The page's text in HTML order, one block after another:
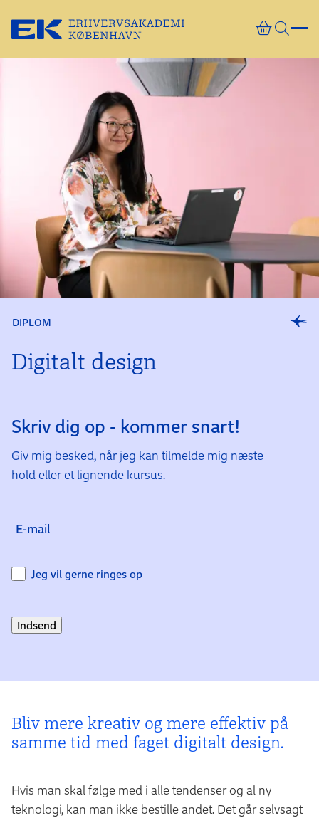
DIPLOM
Digitalt design
Skriv dig op - kommer snart!
Giv mig besked, når jeg kan tilmelde mig næste
hold eller et lignende kursus.
E-mail
Jeg vil gerne ringes op
Indsend
Bliv mere kreativ og mere effektiv på
samme tid med faget digitalt design.
Hvis man skal følge med i alle tendenser og al ny
teknologi, kan man ikke bestille andet. Det går selvsagt